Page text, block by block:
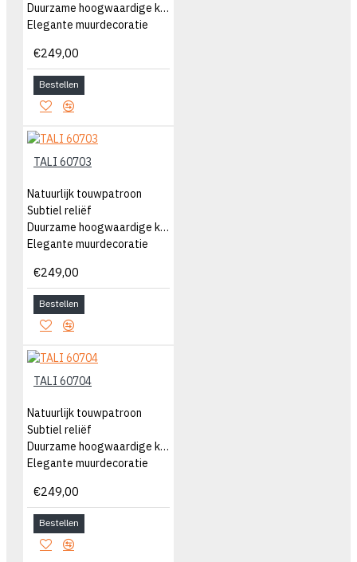
Duurzame hoogwaardige kwaliteit
Elegante muurdecoratie
€249,00
Bestellen
TALI 60703
Natuurlijk touwpatroon
Subtiel reliëf
Duurzame hoogwaardige kwaliteit
Elegante muurdecoratie
€249,00
Bestellen
TALI 60704
Natuurlijk touwpatroon
Subtiel reliëf
Duurzame hoogwaardige kwaliteit
Elegante muurdecoratie
€249,00
Bestellen